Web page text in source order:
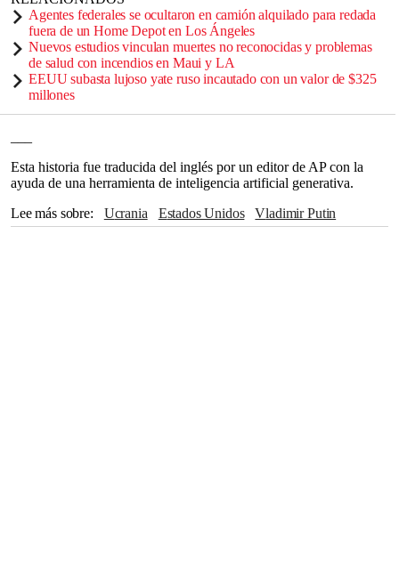
Agentes federales se ocultaron en camión alquilado para redada
fuera de un Home Depot en Los Ángeles
Nuevos estudios vinculan muertes no reconocidas y problemas
de salud con incendios en Maui y LA
EEUU subasta lujoso yate ruso incautado con un valor de $325
millones
Esta historia fue traducida del inglés por un editor de AP con la
ayuda de una herramienta de inteligencia artificial generativa.
Lee más sobre
Ucrania Estados Unidos
Vladimir Putin